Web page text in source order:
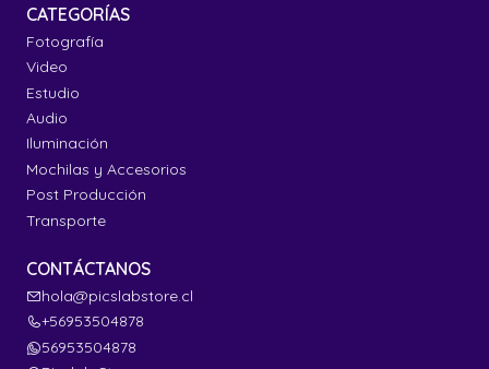
CATEGORÍAS
Fotografía
Video
Estudio
Audio
Iluminación
Mochilas y Accesorios
Post Producción
Transporte
CONTÁCTANOS
hola@picslabstore.cl
+56953504878
56953504878